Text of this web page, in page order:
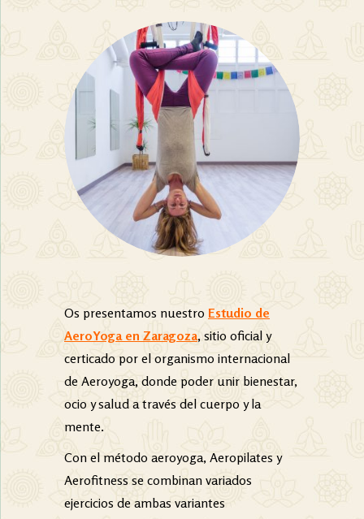
Os presentamos nuestro Estudio de
AeroYoga en Zaragoza, sitio oficial y
certicado por el organismo internacional
de Aeroyoga, donde poder unir bienestar,
ocio y salud a través del cuerpo y la
mente.
Con el método aeroyoga, Aeropilates y
Aerofitness se combinan variados
ejercicios de ambas variantes